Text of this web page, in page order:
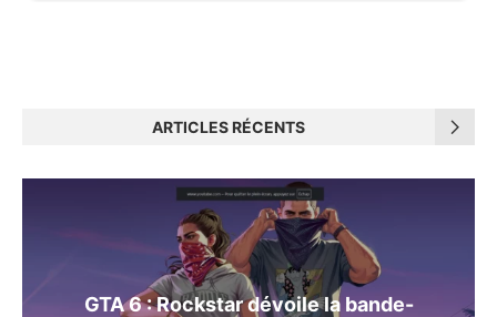
ARTICLES RÉCENTS
GTA 6 : Rockstar dévoile la bande-